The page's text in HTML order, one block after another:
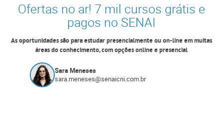
Ofertas no ar! 7 mil cursos grátis e
pagos no SENAI
As oportunidades são para estudar presencialmente ou on-line em muitas
áreas do conhecimento, com opções online e presencial
Sara Meneses
sara.meneses@senaicni.com.br